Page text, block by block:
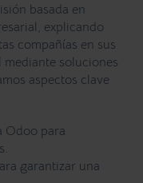
basada en
explicando
compañías en sus
soluciones
aspectos clave
Odoo para
garantizar una